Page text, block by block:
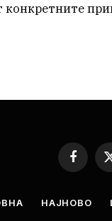
конкретните
НАЈНОВО